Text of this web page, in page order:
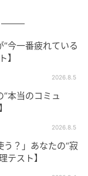
ょっと休憩が
。他の人より
間が多く見え
て、しゃべっ
ることが多い
と、揉めるかも
す。
るのに時間を
“今一番疲れている
】
2026.8.5
“本当のコミュ
2026.8.5
う？」あなたの“寂
テスト】